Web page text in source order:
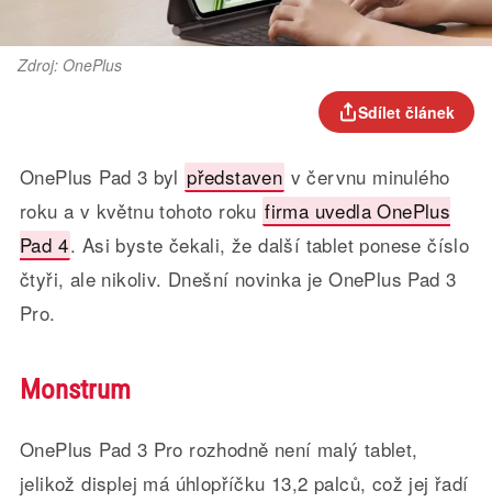
Zdroj: OnePlus
Sdílet článek
OnePlus Pad 3 byl představen v červnu minulého
roku a v květnu tohoto roku firma uvedla OnePlus
Pad 4. Asi byste čekali, že další tablet ponese číslo
čtyři, ale nikoliv. Dnešní novinka je OnePlus Pad 3
Pro.
Monstrum
OnePlus Pad 3 Pro rozhodně není malý tablet,
jelikož displej má úhlopříčku 13,2 palců, což jej řadí